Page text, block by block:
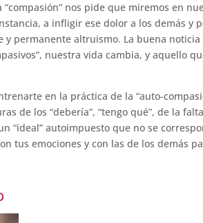
nos pide que miremos en
a infligir ese dolor a los demás y
y permanente altruismo. La buena
nuestra vida cambia, y aquello
en la práctica de la “auto-
de los “debería”, “tengo qué”, de la
“ideal” autoimpuesto que no se
tus emociones y con las de los demás